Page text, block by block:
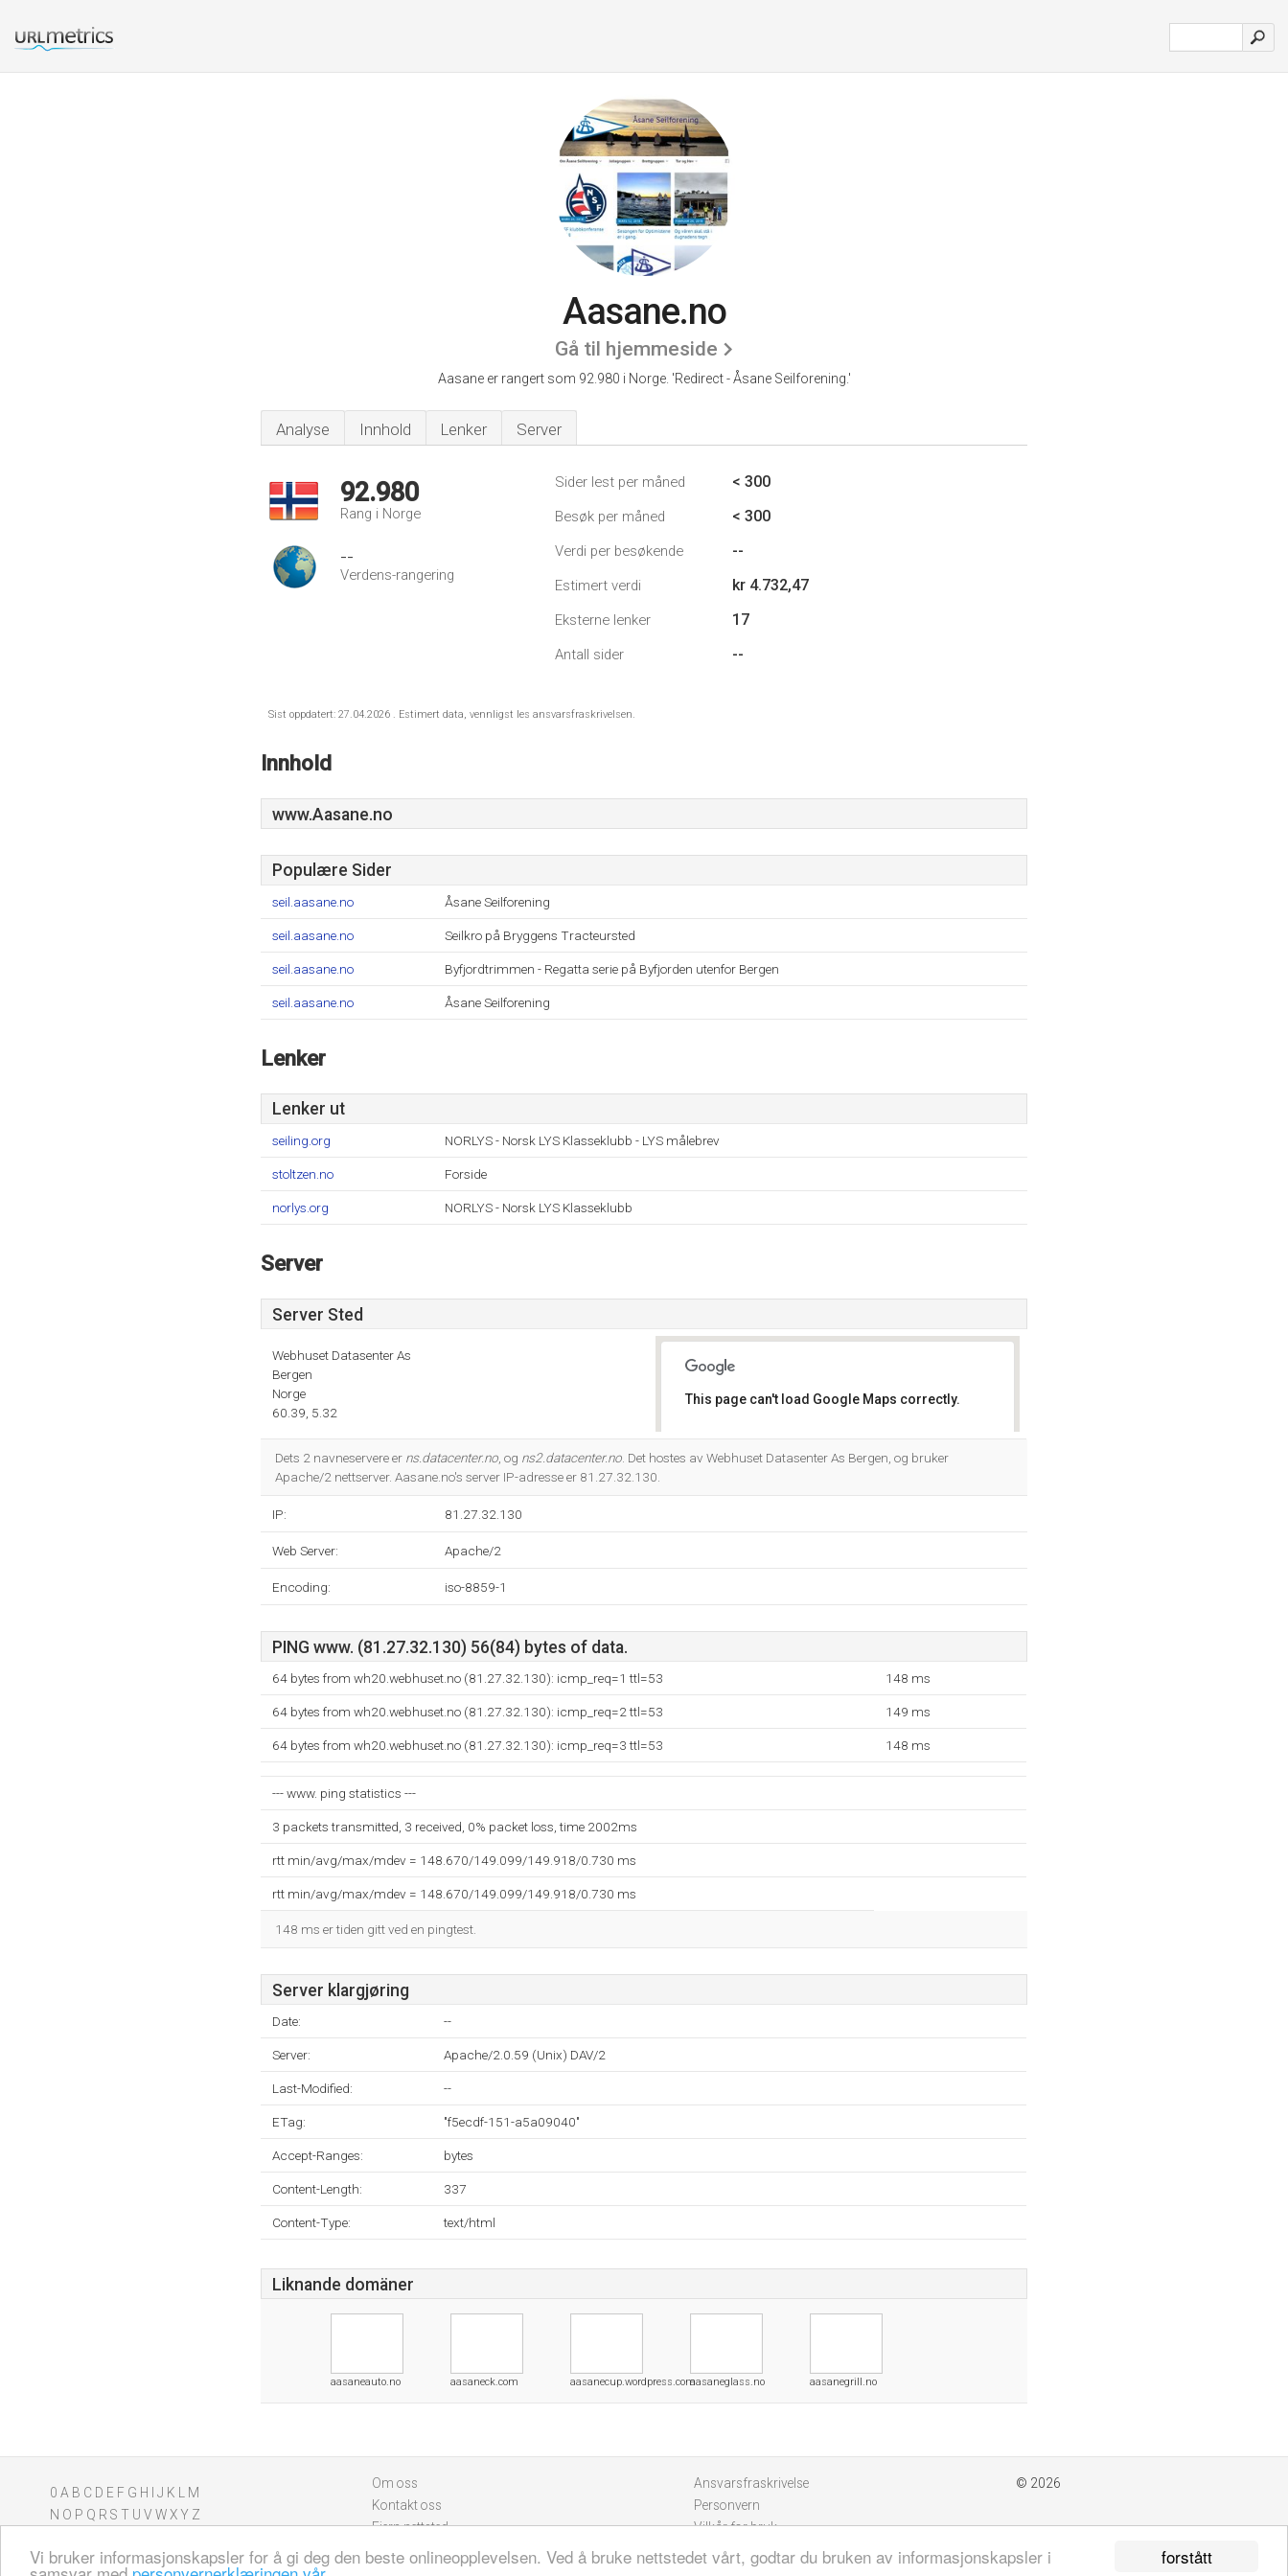
forstått
Vi bruker informasjonskapsler for å gi deg den beste onlineopplevelsen. Ved å bruke nettstedet vårt, godtar du bruken av informasjonskapsler i
Aasane.no
Gå til hjemmeside
Aasane er rangert som 92.980 i Norge. 'Redirect - Åsane Seilforening.'
Analyse Innhold Lenker Server
92.980
Rang i Norge
--
Verdens-rangering
Sider lest per måned < 300
Besøk per måned < 300
Verdi per besøkende --
Estimert verdi kr 4.732,47
Eksterne lenker 17
Antall sider --
Sist oppdatert: 27.04.2026 . Estimert data, vennligst les ansvarsfraskrivelsen.
Innhold
www.Aasane.no
Populære Sider
seil.aasane.no Åsane Seilforening
seil.aasane.no Seilkro på Bryggens Tracteursted
seil.aasane.no Byfjordtrimmen - Regatta serie på Byfjorden utenfor Bergen
seil.aasane.no Åsane Seilforening
Lenker
Lenker ut
seiling.org NORLYS - Norsk LYS Klasseklubb - LYS målebrev
stoltzen.no Forside
norlys.org NORLYS - Norsk LYS Klasseklubb
Server
Server Sted
Webhuset Datasenter As
Bergen
Norge
60.39, 5.32
This page can't load Google Maps correctly.
Dets 2 navneservere er ns.datacenter.no , og ns2.datacenter.no . Det hostes av Webhuset Datasenter As Bergen, og bruker
Apache/2 nettserver. Aasane.no's server IP-adresse er 81.27.32.130.
IP: 81.27.32.130
Web Server: Apache/2
Encoding: iso-8859-1
PING www. (81.27.32.130) 56(84) bytes of data.
64 bytes from wh20.webhuset.no (81.27.32.130): icmp_req=1 ttl=53 148 ms
64 bytes from wh20.webhuset.no (81.27.32.130): icmp_req=2 ttl=53 149 ms
64 bytes from wh20.webhuset.no (81.27.32.130): icmp_req=3 ttl=53 148 ms
--- www. ping statistics ---
3 packets transmitted, 3 received, 0% packet loss, time 2002ms
rtt min/avg/max/mdev = 148.670/149.099/149.918/0.730 ms
rtt min/avg/max/mdev = 148.670/149.099/149.918/0.730 ms
148 ms er tiden gitt ved en pingtest.
Server klargjøring
Date: --
Server: Apache/2.0.59 (Unix) DAV/2
Last-Modified: --
ETag: "f5ecdf-151-a5a09040"
Accept-Ranges: bytes
Content-Length: 337
Content-Type: text/html
Liknande domäner
aasaneauto.no aasaneck.com aasanecup.wordpress.comaasaneglass.no aasanegrill.no
0 A B C D E F G H J K
M
N O P Q R S T U V WXY Z
Om oss
Kontakt oss
Fjern nettsted
Ansvarsfraskrivelse
Personvern
Vilkår for bruk
© 2026